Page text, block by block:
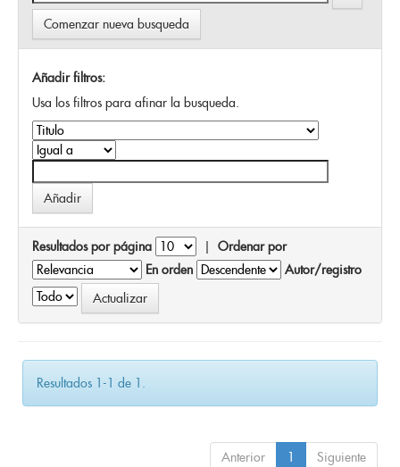
Comenzar nueva busqueda
Añadir filtros:
Usa los filtros para afinar la busqueda.
Resultados por página | Ordenar por
En orden
Autor/registro
Resultados 1-1 de 1.
Anterior 1 Siguiente